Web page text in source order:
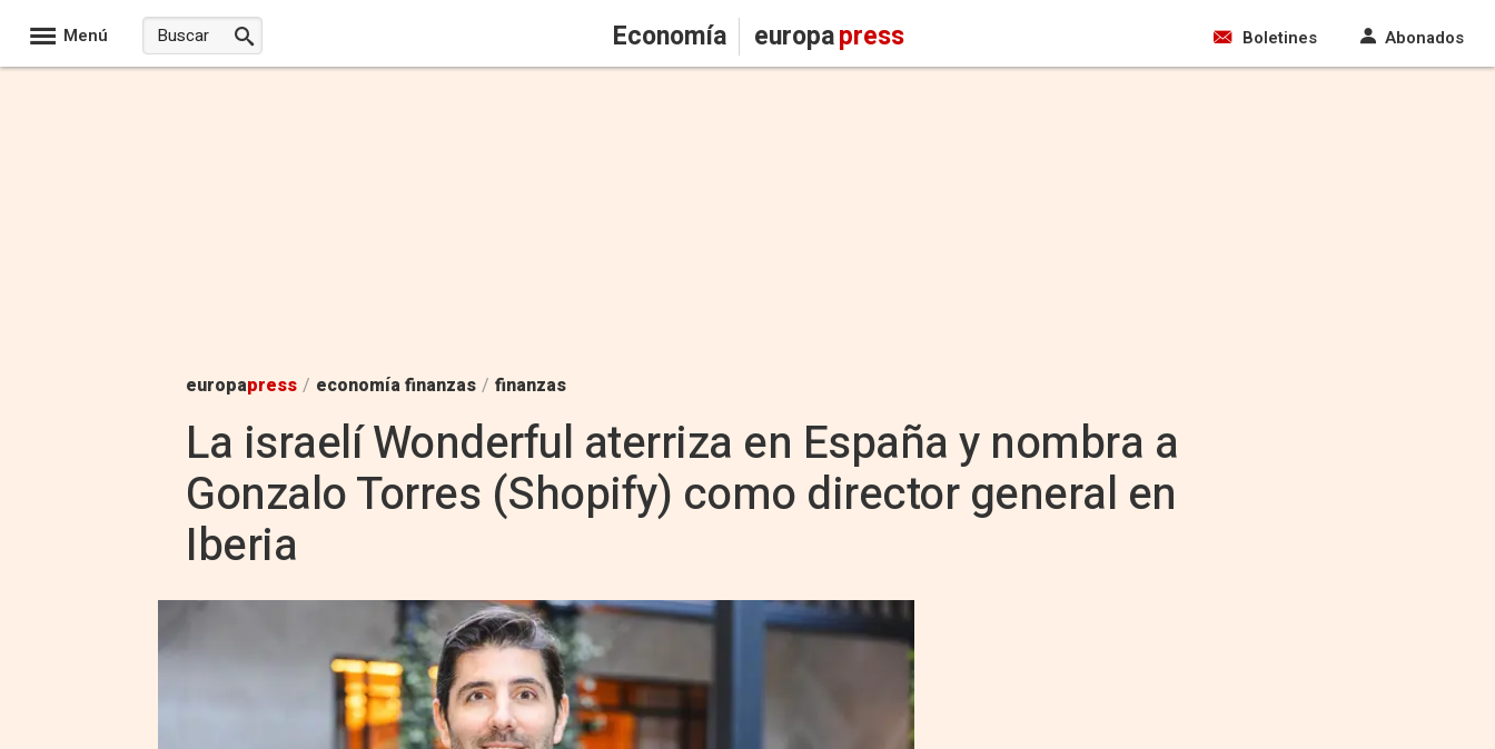
Menú Economía europapress Boletines Abonados
europapress / economía finanzas / finanzas
La israelí Wonderful aterriza en España y nombra a
Gonzalo Torres (Shopify) como director general en
Iberia